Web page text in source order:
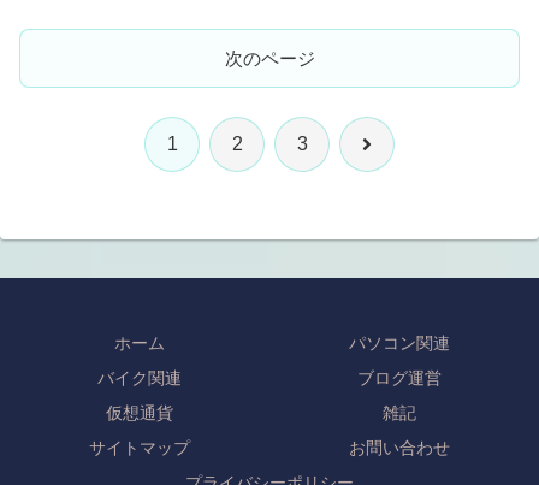
次のページ
1 2 3 次
ホーム
パソコン関連
バイク関連
ブログ運営
仮想通貨
雑記
サイトマップ
お問い合わせ